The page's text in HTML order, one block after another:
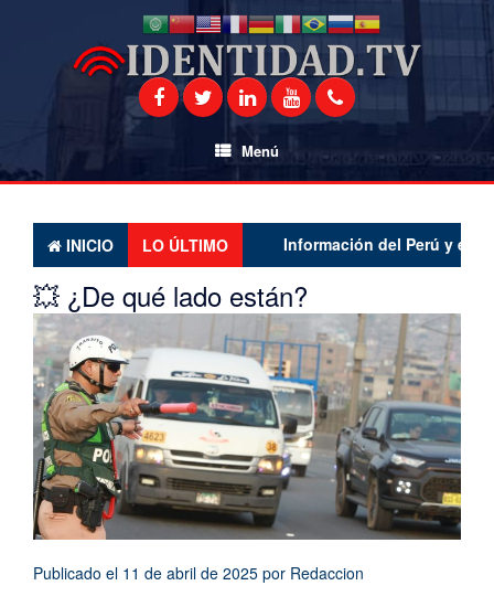
Menú
INICIO LO ÚLTIMO Información del Perú y el
💥 ¿De qué lado están?
Publicado el 11 de abril de 2025 por Redaccion